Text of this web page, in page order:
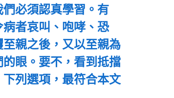
必須認真學習。有
者哀叫、咆哮、恐
親之後，又以至親為
眼。要不，看到抵擋
列選項，最符合本文